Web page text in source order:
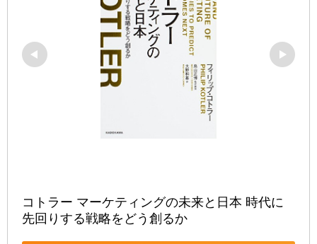
コトラー マーケティングの未来と日本 時代に
先回りする戦略をどう創るか